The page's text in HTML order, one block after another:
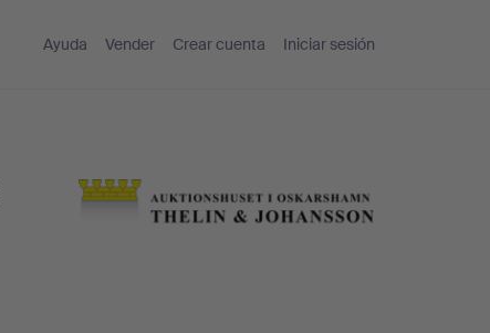
Ayuda Vender Crear cuenta Iniciar sesión